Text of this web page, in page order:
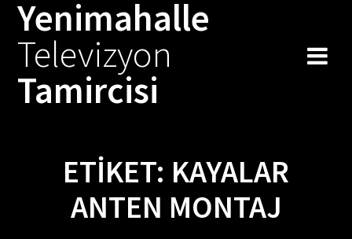
Skip
to
Yenimahalle
Televizyon
Tamircisi
ETIKET: KAYALAR
ANTEN MONTAJ